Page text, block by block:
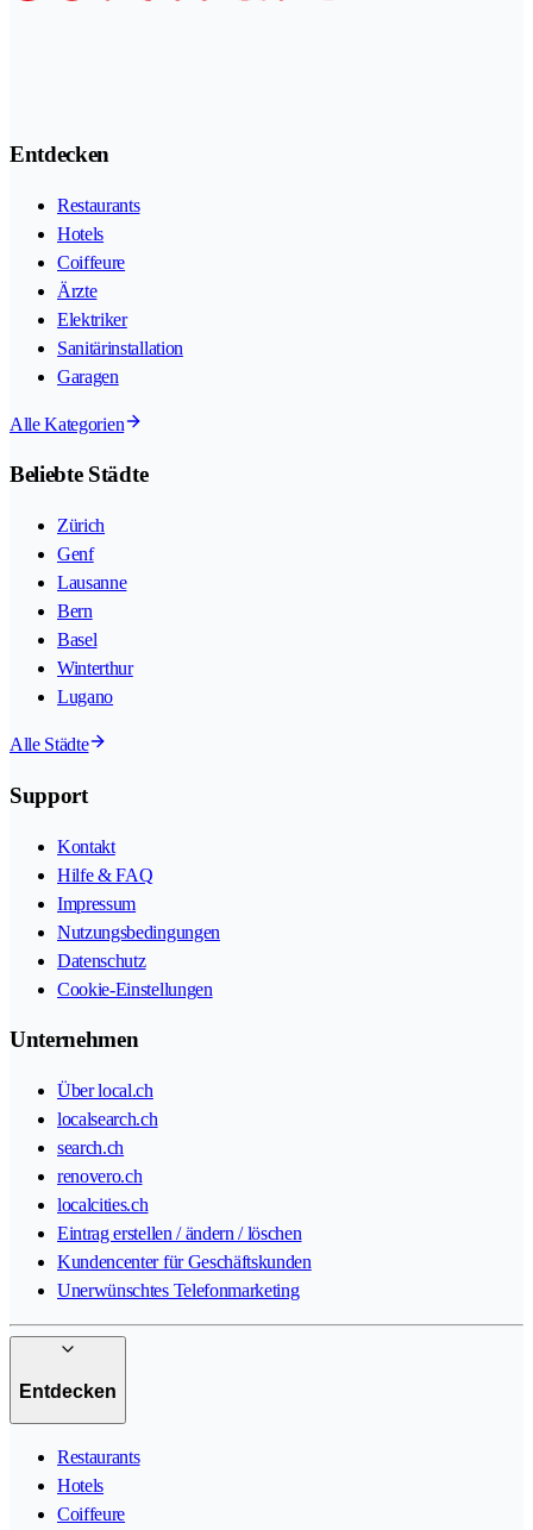
Entdecken
Restaurants
Hotels
Coiffeure
Ärzte
Elektriker
Sanitärinstallation
Garagen
Alle Kategorien
Beliebte Städte
Zürich
Genf
Lausanne
Bern
Basel
Winterthur
Lugano
Alle Städte
Support
Kontakt
Hilfe & FAQ
Impressum
Nutzungsbedingungen
Datenschutz
Cookie-Einstellungen
Unternehmen
Über local.ch
localsearch.ch
search.ch
renovero.ch
localcities.ch
Eintrag erstellen / ändern / löschen
Kundencenter für Geschäftskunden
Unerwünschtes Telefonmarketing
Entdecken
Restaurants
Hotels
Coiffeure